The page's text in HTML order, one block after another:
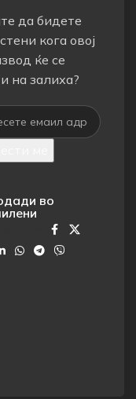
да бидете
кога овој
ќе се
на залиха?
во